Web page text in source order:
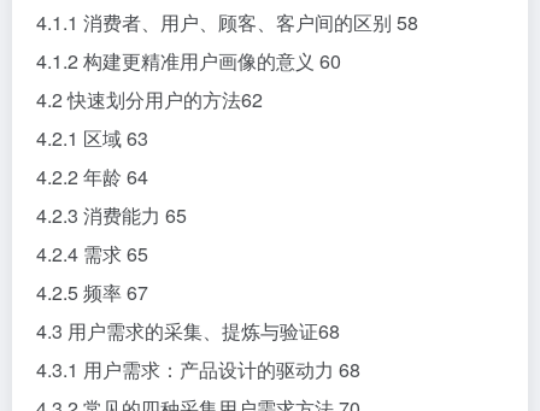
4.1.1 消费者、用户、顾客、客户间的区别 58
4.1.2 构建更精准用户画像的意义 60
4.2 快速划分用户的方法62
4.2.1 区域 63
4.2.2 年龄 64
4.2.3 消费能力 65
4.2.4 需求 65
4.2.5 频率 67
4.3 用户需求的采集、提炼与验证68
4.3.1 用户需求：产品设计的驱动力 68